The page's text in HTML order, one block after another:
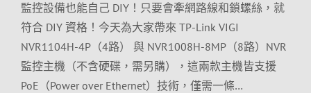
監控設備也能自己 DIY！只要會牽網路線和鎖螺絲，就
符合 DIY 資格！今天為大家帶來 TP-Link VIGI
NVR1104H-4P（4路） 與 NVR1008H-8MP（8路）NVR
監控主機（不含硬碟，需另購），這兩款主機皆支援
PoE（Power over Ethernet）技術，僅需一條…